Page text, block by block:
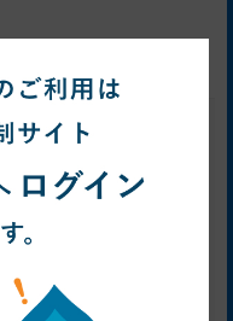
クトクモールを経由し